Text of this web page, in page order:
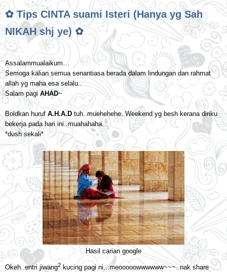
✿ Tips CINTA suami Isteri (Hanya yg Sah
NIKAH shj ye) ✿
Assalammualaikum…
Semoga kalian semua senantiasa berada dalam lindungan dan rahmat
allah yg maha esa selalu..
Salam pagi AHAD~
Boldkan huruf A.H.A.D tuh..muehehehe..Weekend yg besh kerana diriku
bekerja pada hari ini..muahahaha…
*dush sekali*
Hasil carian google
Okeh..entri jiwang2 kucing pagi ni...meooooowwwwww~~~..nak share